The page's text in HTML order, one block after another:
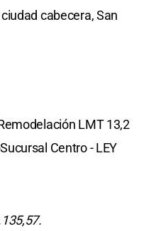
cabecera, San
LMT 13,2
Centro - LEY